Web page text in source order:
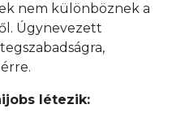
nem különböznek a
Úgynevezett
létezik: